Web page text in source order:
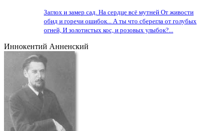
Заглох и замер сад. На сердце всё мутней От живости
обид и горечи ошибок... А ты что сберегла от голубых
огней, И золотистых кос, и розовых улыбок?...
Иннокентий Анненский